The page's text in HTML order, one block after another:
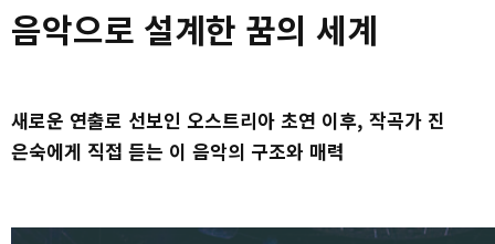
음악으로 설계한 꿈의 세계
새로운 연출로 선보인 오스트리아 초연 이후, 작곡가 진
은숙에게 직접 듣는 이 음악의 구조와 매력